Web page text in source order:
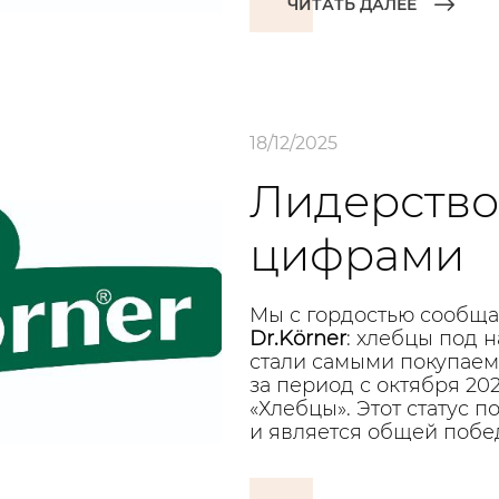
ЧИТАТЬ ДАЛЕЕ
18/12/2025
цифрами
Мы с гордостью
Dr.Körner: хлебцы под
стали самыми
за период с октября
«Хлебцы». Этот статус
и является общей